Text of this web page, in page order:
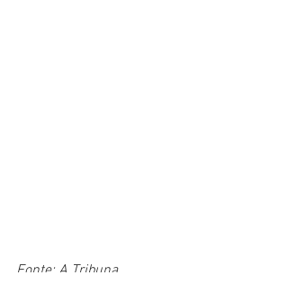
Fonte: A Tribuna